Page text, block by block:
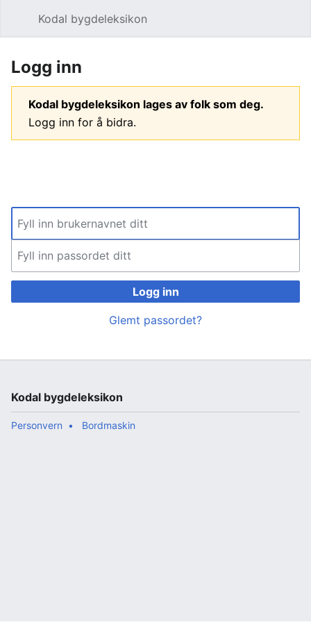
Kodal bygdeleksikon
Logg inn
Kodal bygdeleksikon lages av folk som deg.
Logg inn for å bidra.
Logg inn
Glemt passordet?
Kodal bygdeleksikon
Personvern Bordmaskin